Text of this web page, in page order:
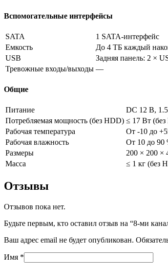
Вспомогательные интерфейсы
SATA
1 SATA-интерфейс
Емкость
До 4 ТБ каждый
USB
Задняя панель: 2 ×
Тревожные входы/выходы —
Общие
Питание
DC 12 В,
Потребляемая мощность (без HDD) ≤ 17 Вт
Рабочая температура
От -10 до
Рабочая влажность
От 10 до 90
Размеры
200 × 200 ×
Масса
≤ 1 кг (без
Отзывы
Отзывов пока нет.
Будьте первым, кто оставил отзыв на “8-ми
Ваш адрес email не будет опубликован.
Имя *